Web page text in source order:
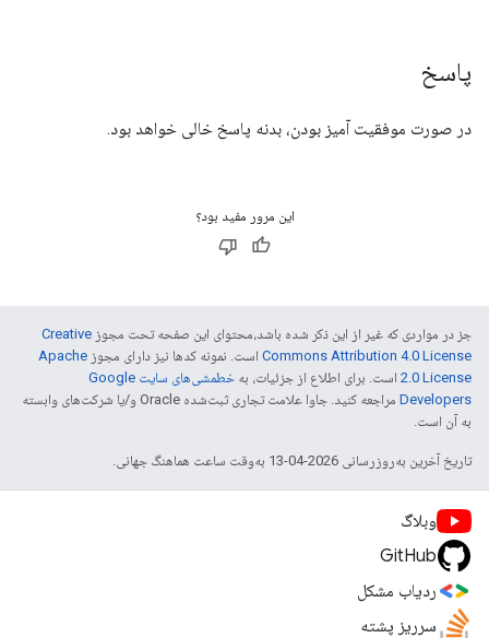
پاسخ
در صورت موفقیت آمیز بودن، بدنه پاسخ خالی خواهد بود.
این مرور مفید بود؟
جز در مواردی که غیر از این ذکر شده باشد،‌محتوای این صفحه تحت مجوز Creative
Commons Attribution 4.0 License است. نمونه کدها نیز دارای مجوز Apache
2.0 License است. برای اطلاع از جزئیات، به
خطمشی‌های سایت Google
Developers‏
مراجعه کنید. جاوا علامت تجاری ثبت‌شده Oracle و/یا شرکت‌های وابسته
به آن است.
تاریخ آخرین به‌روزرسانی 2026-04-13 به‌وقت ساعت هماهنگ جهانی.
وبلاگ
GitHub
ردیاب مشکل
سرریز پشته